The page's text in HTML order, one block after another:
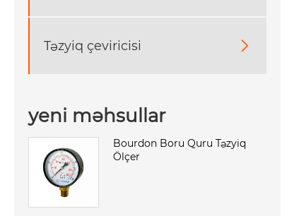
Təzyiq çeviricisi 
yeni məhsullar
Bourdon Boru Quru Təzyiq
Ölçer